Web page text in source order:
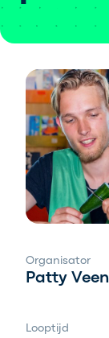
Organisator
Patty Veen
Looptijd